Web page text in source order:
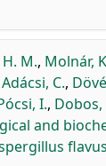
M., Molnár,
Adácsi, C.,
I., Dobos,
and